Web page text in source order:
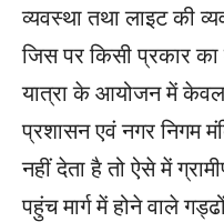
व्यवस्था तथा लाइट की
जिस पर किसी प्रकार
यात्रा के आयोजन में
प्रशासन एवं नगर निगम
नहीं देता है तो ऐसे में
पहुंच मार्ग में होने वाले